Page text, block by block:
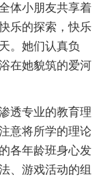
体小朋友共享着
乐的探索，快乐
。她们认真负
在她貌筑的爱河
透专业的教育理
意将所学的理论
各年龄班身心发
、游戏活动的组